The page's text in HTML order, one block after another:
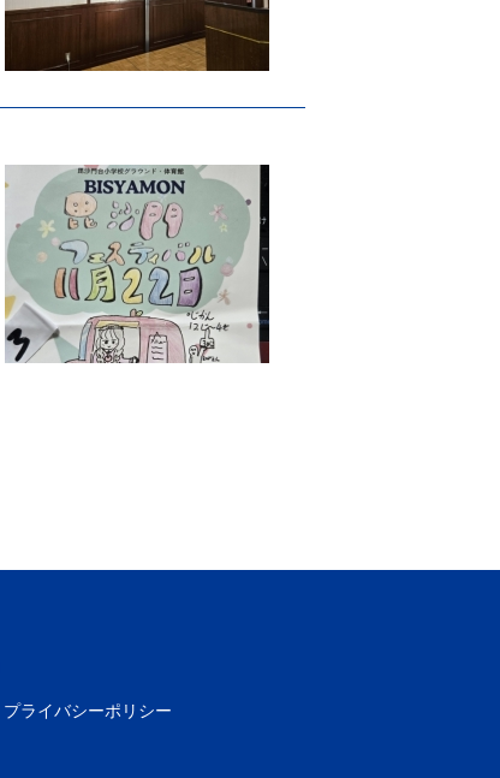
プライバシーポリシー